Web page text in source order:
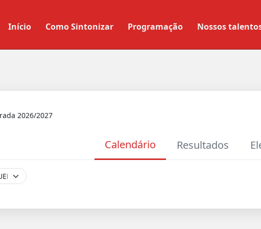
Início Como Sintonizar Programação Nossos
2026/2027
Calendário Resultados